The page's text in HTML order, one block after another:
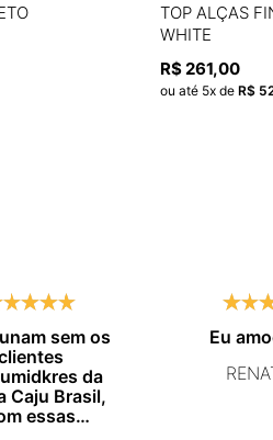
TOP ALÇAS
WHITE
R$ 261,00
ou até 5x deR$
sem os
da
Caju Brasil,
essas
Eu